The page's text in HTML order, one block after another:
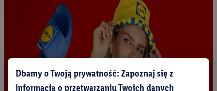
Dbamy o Twoją prywatność: Zapoznaj się z
informacją o przetwarzaniu Twoich danych